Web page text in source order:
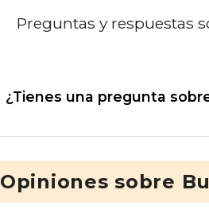
Preguntas y respuestas
¿Tienes una pregunta
Opiniones sobre